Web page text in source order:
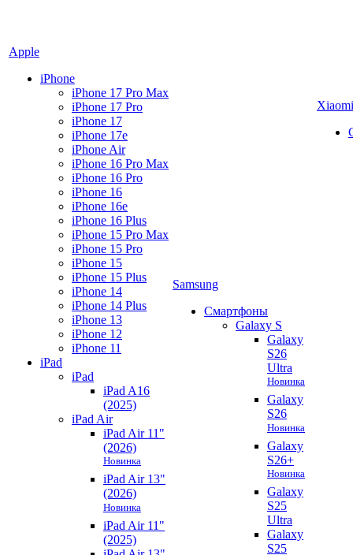
Apple
iPhone
iPhone 17 Pro Max
iPhone 17 Pro
iPhone 17
iPhone 17e
iPhone Air
iPhone 16 Pro Max
iPhone 16 Pro
iPhone 16
iPhone 16e
iPhone 16 Plus
iPhone 15 Pro Max
iPhone 15 Pro
iPhone 15
iPhone 15 Plus
iPhone 14
iPhone 14 Plus
iPhone 13
iPhone 12
iPhone 11
iPad
iPad
iPad A16
(2025)
iPad Air
iPad Air 11"
(2026)
Новинка
iPad Air 13"
(2026)
Новинка
iPad Air 11"
(2025)
Samsung
Смартфоны
Galaxy S
Galaxy
S26
Ultra
Новинка
Galaxy
S26
Новинка
Galaxy
S26+
Новинка
Galaxy
S25
Ultra
Galaxy
S25
Xiaomi